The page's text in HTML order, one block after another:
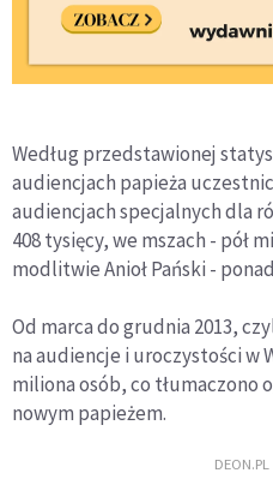
Według przedstawionej
audiencjach papieża
audiencjach specjalnych dla
408 tysięcy, we mszach - pół
modlitwie Anioł Pański -
Od marca do grudnia 2013,
na audiencje i uroczystości w
miliona osób, co tłumaczono
nowym papieżem.